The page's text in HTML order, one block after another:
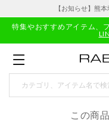
【お知らせ】熊
特集やおすすめアイテム、
この商